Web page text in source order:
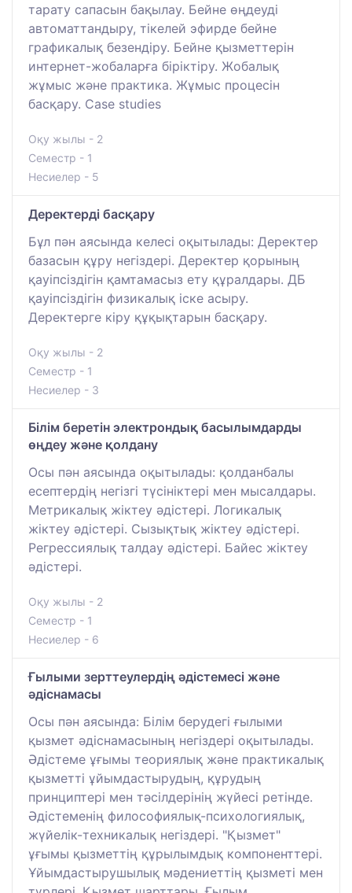
тарату сапасын бақылау. Бейне өңдеуді
автоматтандыру, тікелей эфирде бейне
графикалық безендіру. Бейне қызметтерін
интернет-жобаларға біріктіру. Жобалық
жұмыс және практика. Жұмыс процесін
басқару. Case studies
Оқу жылы - 2
Семестр - 1
Несиелер - 5
Деректерді басқару
Бұл пән аясында келесі оқытылады: Деректер
базасын құру негіздері. Деректер қорының
қауіпсіздігін қамтамасыз ету құралдары. ДБ
қауіпсіздігін физикалық іске асыру.
Деректерге кіру құқықтарын басқару.
Оқу жылы - 2
Семестр - 1
Несиелер - 3
Білім беретін электрондық басылымдарды
өңдеу және қолдану
Осы пән аясында оқытылады: қолданбалы
есептердің негізгі түсініктері мен мысалдары.
Метрикалық жіктеу әдістері. Логикалық
жіктеу әдістері. Сызықтық жіктеу әдістері.
Регрессиялық талдау әдістері. Байес жіктеу
әдістері.
Оқу жылы - 2
Семестр - 1
Несиелер - 6
Ғылыми зерттеулердің әдістемесі және
әдіснамасы
Осы пән аясында: Білім берудегі ғылыми
қызмет әдіснамасының негіздері оқытылады.
Әдістеме ұғымы теориялық және практикалық
қызметті ұйымдастырудың, құрудың
принциптері мен тәсілдерінің жүйесі ретінде.
Әдістеменің философиялық-психологиялық,
жүйелік-техникалық негіздері. "Қызмет"
ұғымы қызметтің құрылымдық компоненттері.
Ұйымдастырушылық мәдениеттің қызметі мен